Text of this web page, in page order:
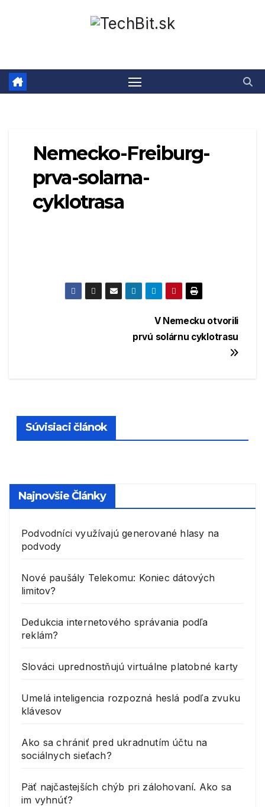
Nemecko-Freiburg-
prva-solarna-
cyklotrasa
V Nemecku otvorili
prvú solárnu cyklotrasu
Súvisiaci článok
Najnovšie Články
Podvodníci využívajú generované hlasy na
podvody
Nové paušály Telekomu: Koniec dátových
limitov?
Dedukcia internetového správania podľa
reklám?
Slováci uprednostňujú virtuálne platobné karty
Umelá inteligencia rozpozná heslá podľa zvuku
klávesov
Ako sa chrániť pred ukradnutím účtu na
sociálnych sieťach?
Päť najčastejších chýb pri zálohovaní. Ako sa
im vyhnúť?